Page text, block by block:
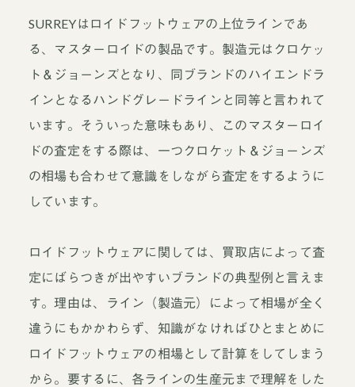
SURREYはロイドフットウェアの上位ラインであ
る、マスターロイドの製品です。製造元はクロケッ
ト＆ジョーンズとなり、同ブランドのハイエンドラ
インとなるハンドグレードラインと同等と言われて
います。そういった意味もあり、このマスターロイ
ドの査定をする際は、一つクロケット＆ジョーンズ
の相場も合わせて意識をしながら査定をするように
しています。
ロイドフットウェアに関しては、買取店によって査
定にばらつきが出やすいブランドの典型例と言えま
す。理由は、ライン（製造元）によって相場が全く
違うにもかかわらず、知識がなければひとまとめに
ロイドフットウェアの相場として計算をしてしまう
から。要するに、各ラインの生産元まで理解をした